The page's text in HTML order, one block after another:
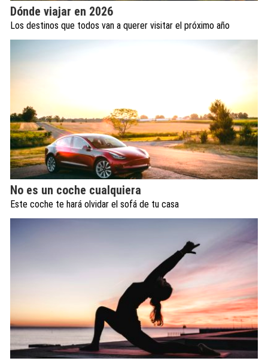
Dónde viajar en 2026
Los destinos que todos van a querer visitar el próximo año
No es un coche cualquiera
Este coche te hará olvidar el sofá de tu casa